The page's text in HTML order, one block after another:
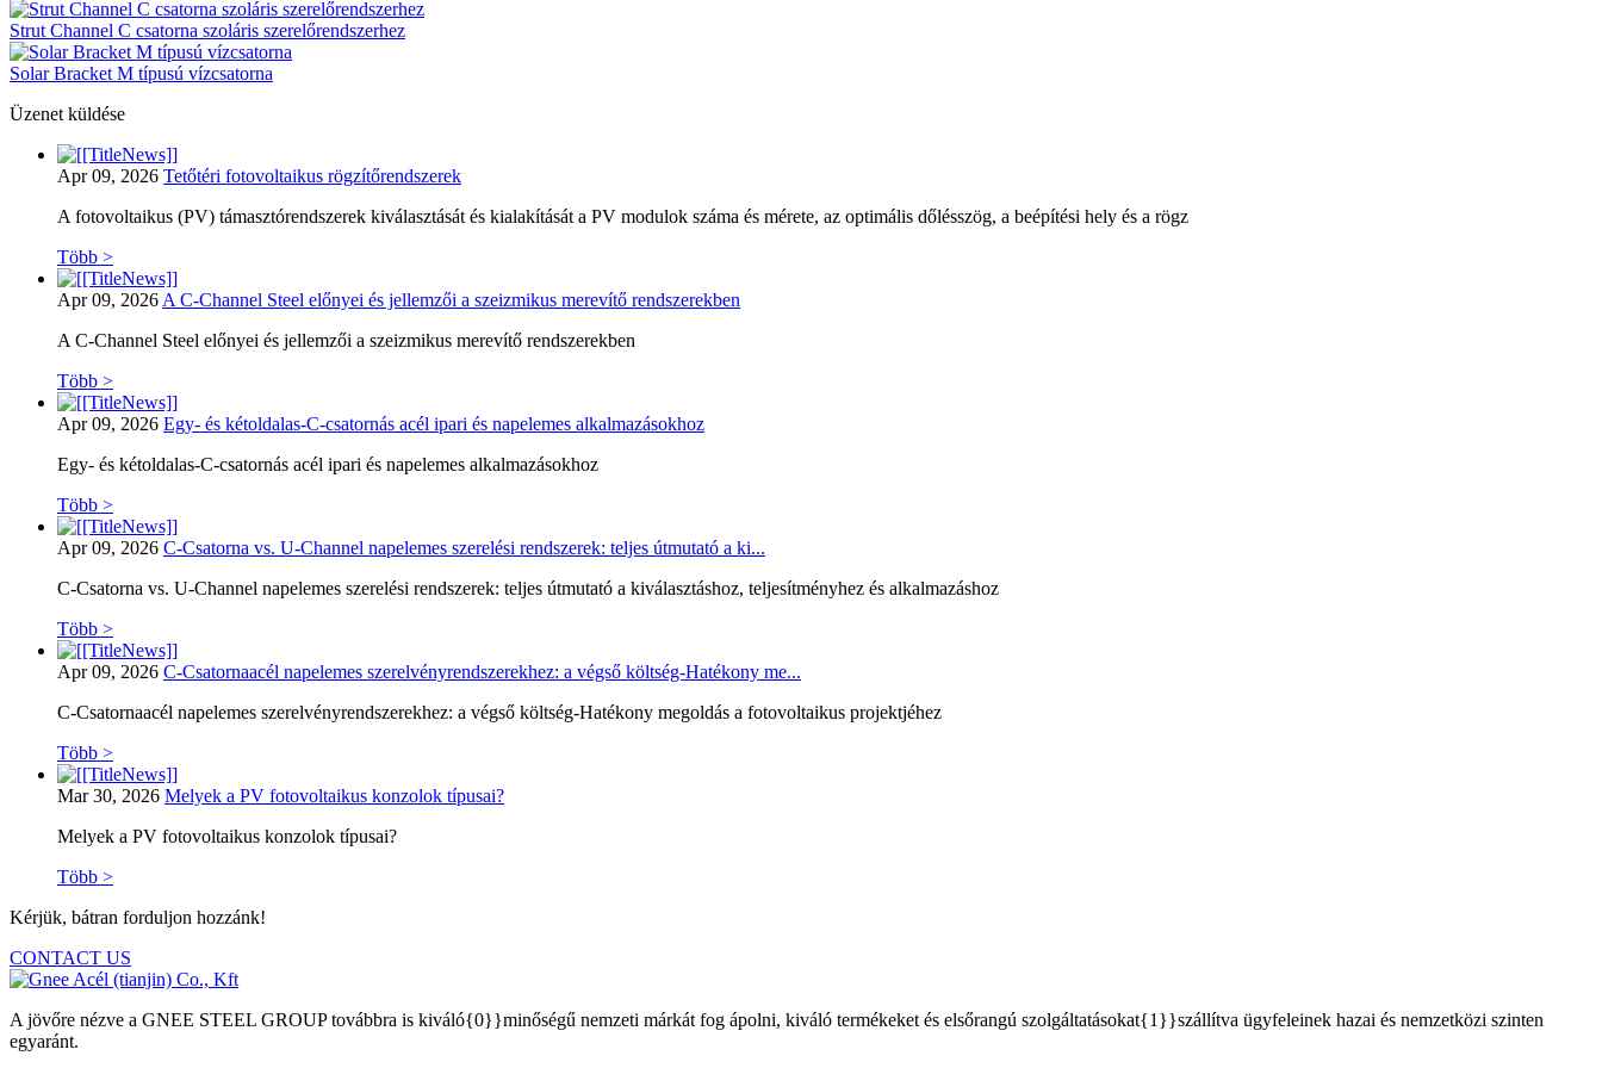
Strut Channel C csatorna szoláris szerelőrendszerhez
Solar Bracket M típusú vízcsatorna
Üzenet küldése
Apr 09, 2026 Tetőtéri fotovoltaikus rögzítőrendszerek
A fotovoltaikus (PV) támasztórendszerek kiválasztását és kialakítását a PV modulok száma és mérete, az optimális dőlésszög, a beépítési hely és a rögz
Több >
Apr 09, 2026 A C-Channel Steel előnyei és jellemzői a szeizmikus merevítő rendszerekben
A C-Channel Steel előnyei és jellemzői a szeizmikus merevítő rendszerekben
Több >
Apr 09, 2026 Egy- és kétoldalas-C-csatornás acél ipari és napelemes alkalmazásokhoz
Egy- és kétoldalas-C-csatornás acél ipari és napelemes alkalmazásokhoz
Több >
Apr 09, 2026 C-Csatorna vs. U-Channel napelemes szerelési rendszerek: teljes útmutató a ki...
C-Csatorna vs. U-Channel napelemes szerelési rendszerek: teljes útmutató a kiválasztáshoz, teljesítményhez és alkalmazáshoz
Több >
Apr 09, 2026 C-Csatornaacél napelemes szerelvényrendszerekhez: a végső költség-Hatékony me...
C-Csatornaacél napelemes szerelvényrendszerekhez: a végső költség-Hatékony megoldás a fotovoltaikus projektjéhez
Több >
Mar 30, 2026 Melyek a PV fotovoltaikus konzolok típusai?
Melyek a PV fotovoltaikus konzolok típusai?
Több >
Kérjük, bátran forduljon hozzánk!
CONTACT US
A jövőre nézve a GNEE STEEL GROUP továbbra is kiváló{0}}minőségű nemzeti márkát fog ápolni, kiváló termékeket és elsőrangú szolgáltatásokat{1}}szállítva ügyfeleinek hazai és nemzetközi szinten
egyaránt.